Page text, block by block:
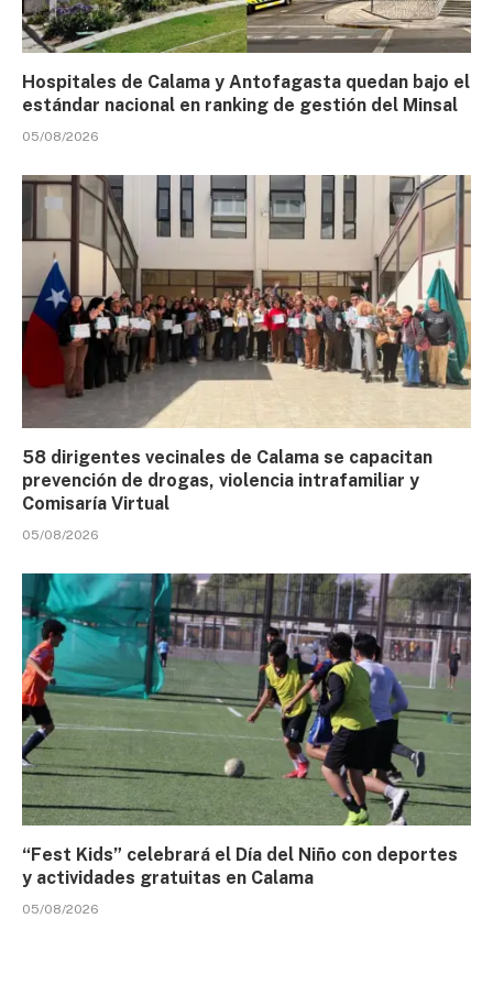
Hospitales de Calama y Antofagasta quedan bajo el
estándar nacional en ranking de gestión del Minsal
05/08/2026
58 dirigentes vecinales de Calama se capacitan
prevención de drogas, violencia intrafamiliar y
Comisaría Virtual
05/08/2026
“Fest Kids” celebrará el Día del Niño con deportes
y actividades gratuitas en Calama
05/08/2026